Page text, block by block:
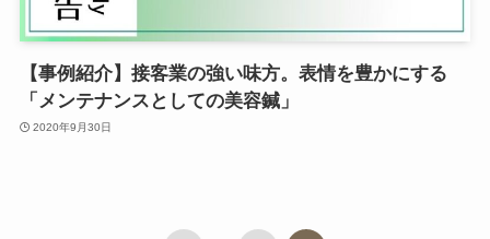
【事例紹介】接客業の強い味方。表情を豊かにする
「メンテナンスとしての美容鍼」
2020年9月30日